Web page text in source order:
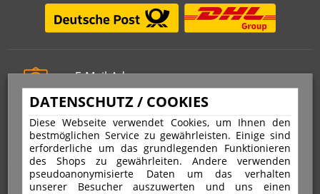
DATENSCHUTZ / COOKIES
Diese Webseite verwendet Cookies, um Ihnen den
bestmöglichen Service zu gewährleisten. Einige sind
erforderliche um das grundlegenden Funktionieren
des Shops zu gewährleiten. Andere verwenden
pseudoanonymisierte Daten um das verhalten
unserer Besucher auszuwerten und uns einen
E-Mail-Adresse
info@stempelfritz.de
Telefon
0221 677 812 08
Über uns